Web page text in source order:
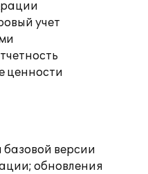
учет
ценности
версии
обновления